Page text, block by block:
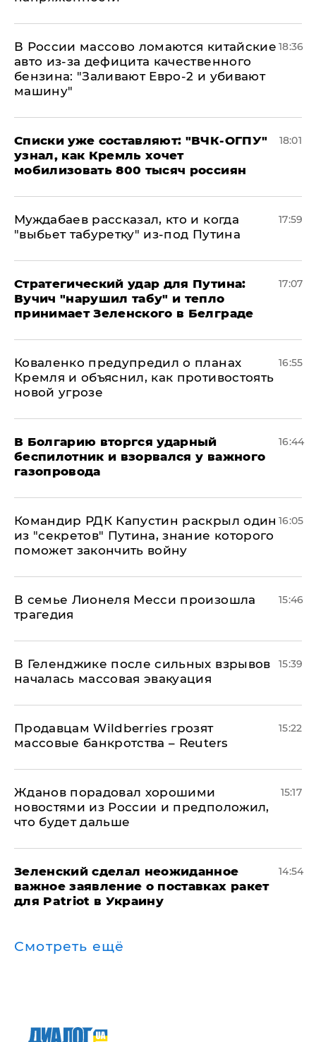
В России массово ломаются китайские
авто из-за дефицита качественного
бензина: "Заливают Евро-2 и убивают
машину"
18:36
Списки уже составляют: "ВЧК-ОГПУ"
узнал, как Кремль хочет
мобилизовать 800 тысяч россиян
18:01
Муждабаев рассказал, кто и когда
"выбьет табуретку" из-под Путина
17:59
Стратегический удар для Путина:
Вучич "нарушил табу" и тепло
принимает Зеленского в Белграде
17:07
Коваленко предупредил о планах
Кремля и объяснил, как противостоять
новой угрозе
16:55
В Болгарию вторгся ударный
беспилотник и взорвался у важного
газопровода
16:44
Командир РДК Капустин раскрыл один
из "секретов" Путина, знание которого
поможет закончить войну
16:05
В семье Лионеля Месси произошла
трагедия
15:46
В Геленджике после сильных взрывов
началась массовая эвакуация
15:39
Продавцам Wildberries грозят
массовые банкротства – Reuters
15:22
Жданов порадовал хорошими
новостями из России и предположил,
что будет дальше
15:17
Зеленский сделал неожиданное
важное заявление о поставках ракет
для Patriot в Украину
14:54
Смотреть ещё